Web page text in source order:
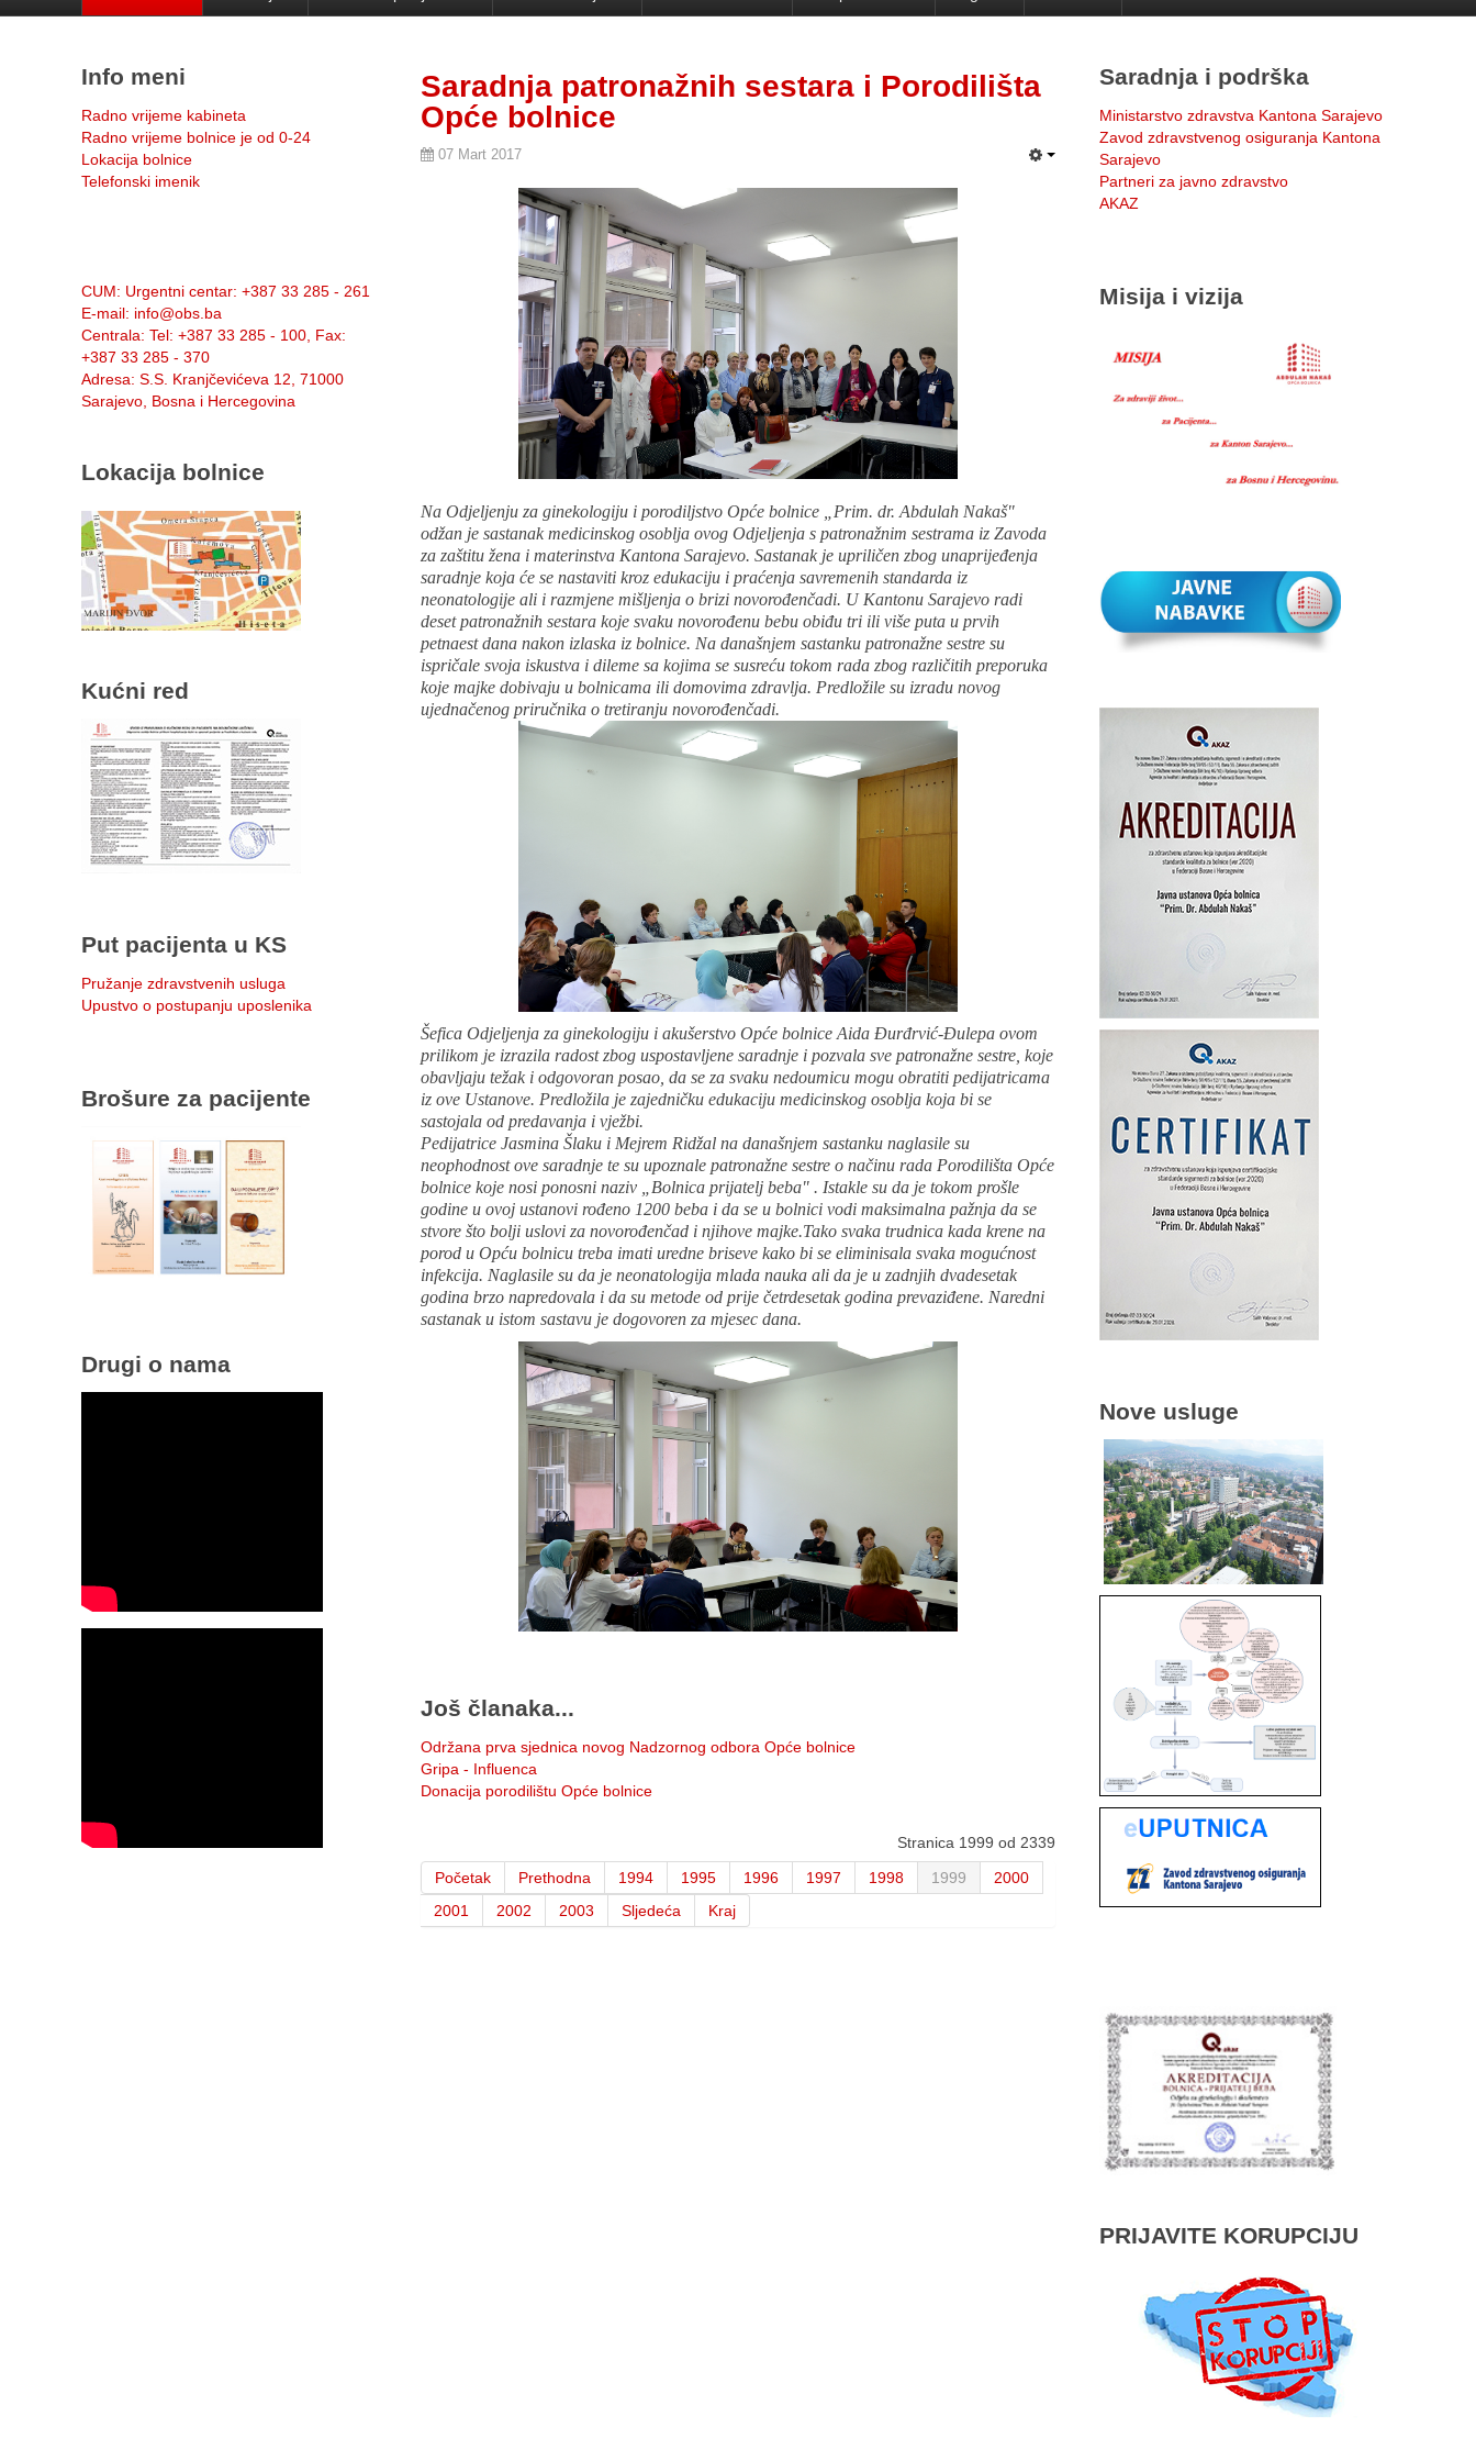
Saradnja patronažnih sestara i Porodilišta
Opće bolnice
07 Mart 2017
Na Odjeljenju za ginekologiju i porodiljstvo Opće bolnice „Prim. dr. Abdulah Nakaš"
odžan je sastanak medicinskog osoblja ovog Odjeljenja s patronažnim sestrama iz Zavoda
za zaštitu žena i materinstva Kantona Sarajevo. Sastanak je upriličen zbog unaprijeđenja
saradnje koja će se nastaviti kroz edukaciju i praćenja savremenih standarda iz
neonatologije ali i razmjene mišljenja o brizi novorođenčadi. U Kantonu Sarajevo radi
deset patronažnih sestara koje svaku novorođenu bebu obiđu tri ili više puta u prvih
petnaest dana nakon izlaska iz bolnice. Na današnjem sastanku patronažne sestre su
ispričale svoja iskustva i dileme sa kojima se susreću tokom rada zbog različitih preporuka
koje majke dobivaju u bolnicama ili domovima zdravlja. Predložile su izradu novog
ujednačenog priručnika o tretiranju novorođenčadi.
Šefica Odjeljenja za ginekologiju i akušerstvo Opće bolnice Aida Đurđrvić-Đulepa ovom
prilikom je izrazila radost zbog uspostavljene saradnje i pozvala sve patronažne sestre, koje
obavljaju težak i odgovoran posao, da se za svaku nedoumicu mogu obratiti pedijatricama
iz ove Ustanove. Predložila je zajedničku edukaciju medicinskog osoblja koja bi se
sastojala od predavanja i vježbi.
Pedijatrice Jasmina Šlaku i Mejrem Ridžal na današnjem sastanku naglasile su
neophodnost ove saradnje te su upoznale patronažne sestre o načinu rada Porodilišta Opće
bolnice koje nosi ponosni naziv „Bolnica prijatelj beba" . Istakle su da je tokom prošle
godine u ovoj ustanovi rođeno 1200 beba i da se u bolnici vodi maksimalna pažnja da se
stvore što bolji uslovi za novorođenčad i njihove majke.Tako svaka trudnica kada krene na
porod u Opću bolnicu treba imati uredne briseve kako bi se eliminisala svaka mogućnost
infekcija. Naglasile su da je neonatologija mlada nauka ali da je u zadnjih dvadesetak
godina brzo napredovala i da su metode od prije četrdesetak godina prevaziđene. Naredni
sastanak u istom sastavu je dogovoren za mjesec dana.
Još članaka...
Održana prva sjednica novog Nadzornog odbora Opće bolnice
Gripa - Influenca
Donacija porodilištu Opće bolnice
Stranica 1999 od 2339
Početak
Prethodna 1994 1995 1996 1997 1998 1999
2000
2001
2002 2003 Sljedeća Kraj
Info meni
Radno vrijeme kabineta
Radno vrijeme bolnice je od 0-24
Lokacija bolnice
Telefonski imenik
CUM: Urgentni centar: +387 33 285 - 261
E-mail: info@obs.ba
Centrala: Tel: +387 33 285 - 100, Fax:
+387 33 285 - 370
Adresa: S.S. Kranjčevićeva 12, 71000
Sarajevo, Bosna i Hercegovina
Lokacija bolnice
Kućni red
Put pacijenta u KS
Pružanje zdravstvenih usluga
Upustvo o postupanju uposlenika
Brošure za pacijente
Drugi o nama
Saradnja i podrška
Ministarstvo zdravstva Kantona Sarajevo
Zavod zdravstvenog osiguranja Kantona
Sarajevo
Partneri za javno zdravstvo
AKAZ
Misija i vizija
Nove usluge
PRIJAVITE KORUPCIJU